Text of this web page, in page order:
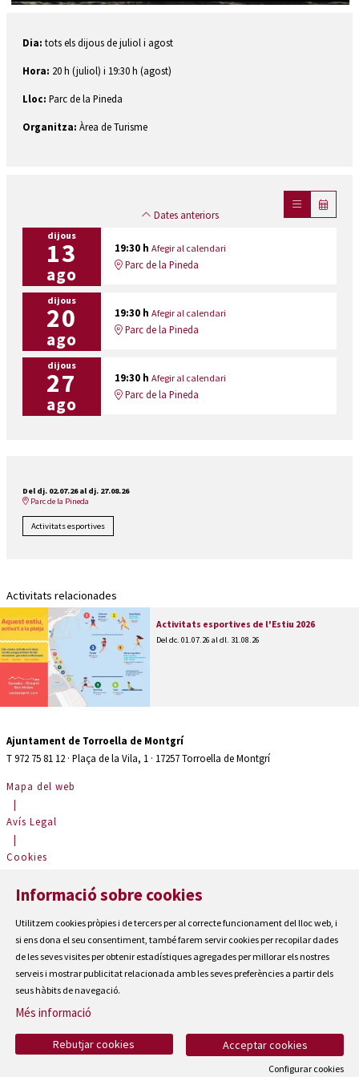
Dia: tots els dijous de juliol i agost
Hora: 20 h (juliol) i 19:30 h (agost)
Lloc: Parc de la Pineda
Organitza: Àrea de Turisme
Dates anteriors
dijous
13
ago
19:30 h Afegir al calendari
Parc de la Pineda
dijous
20
ago
19:30 h Afegir al calendari
Parc de la Pineda
dijous
27
ago
19:30 h Afegir al calendari
Parc de la Pineda
Del dj. 02.07.26al dj. 27.08.26
Parc de la Pineda
Activitats esportives
Activitats relacionades
Activitats esportives de l'Estiu 2026
Del dc. 01.07.26 al dl. 31.08.26
Ajuntament de Torroella de Montgrí
T 972 75 81 12 · Plaça de la Vila, 1 · 17257 Torroella de Montgrí
Mapa del web
|
Avís Legal
|
Cookies
Contactar
Accessibilitat
Informació sobre cookies
Utilitzem cookies pròpies i de tercers per al correcte funcionament del lloc web, i
si ens dona el seu consentiment, també farem servir cookies per recopilar dades
de les seves visites per obtenir estadístiques agregades per millorar els nostres
serveis i mostrar publicitat relacionada amb les seves preferències a partir dels
seus hàbits de navegació.
Més informació
Acceptar cookies
Rebutjar cookies
Configurar cookies